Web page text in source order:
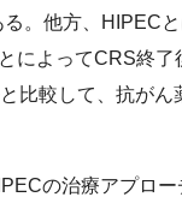
。他方、HIPEC
によってCRS終
比較して、抗が
の治療アプロー